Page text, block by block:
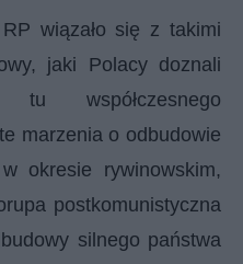
wiązało się z takimi
jaki Polacy doznali
współczesnego
marzenia o odbudowie
okresie rywinowskim,
postkomunistyczna
silnego państwa